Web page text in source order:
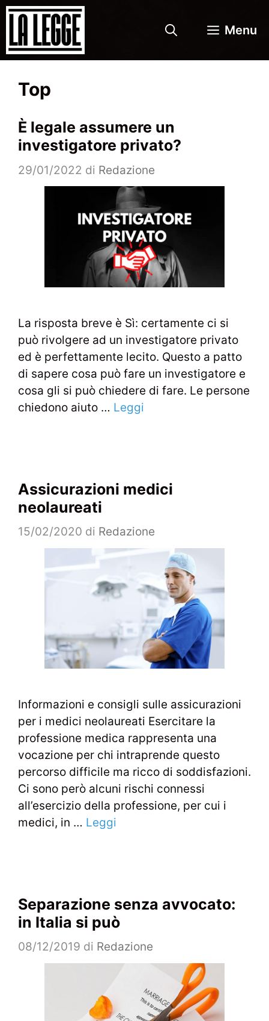
Vai
contenuto
Menu
Top
È legale assumere un
investigatore privato?
29/01/2022 di Redazione
La risposta breve è Sì: certamente ci si
può rivolgere ad un investigatore privato
ed è perfettamente lecito. Questo a patto
di sapere cosa può fare un investigatore e
cosa gli si può chiedere di fare. Le persone
chiedono aiuto … Leggi
Assicurazioni medici
neolaureati
15/02/2020 di Redazione
Informazioni e consigli sulle assicurazioni
per i medici neolaureati Esercitare la
professione medica rappresenta una
vocazione per chi intraprende questo
percorso difficile ma ricco di soddisfazioni.
Ci sono però alcuni rischi connessi
all’esercizio della professione, per cui i
medici, in … Leggi
Separazione senza avvocato:
in Italia si può
08/12/2019 di Redazione